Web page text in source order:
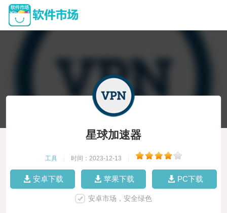
星球加速器
工具 时间：2023-12-13
安卓下载 苹果下载 PC下载
安卓市场，安全绿色